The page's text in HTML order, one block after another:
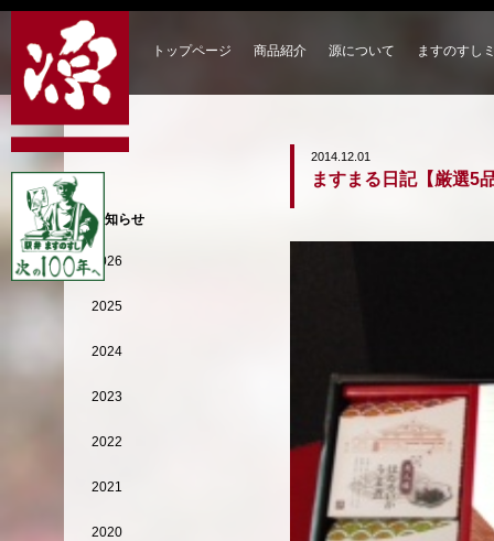
トップページ 商品紹介 源について ますのすし
2014.12.01
ますまる日記【厳選5
お知らせ
2026
2025
2024
2023
2022
2021
2020